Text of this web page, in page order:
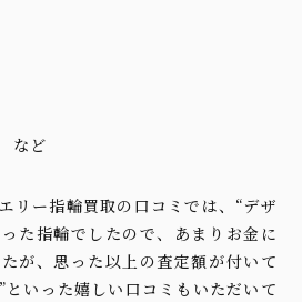
など
リー指輪買取の口コミでは、“デザ
た指輪でしたので、あまりお金に
が、思った以上の査定額が付いて
といった嬉しい口コミもいただいて